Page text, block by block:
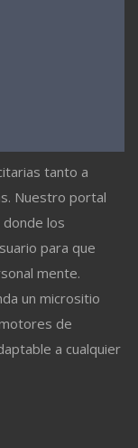
tanto a
Nuestro portal
los
para que
mente.
un micrositio
de
a cualquier